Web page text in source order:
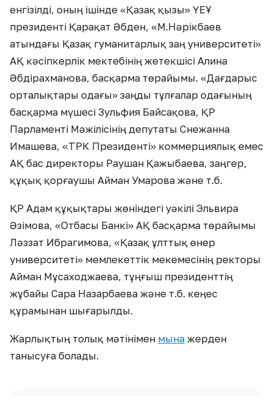
енгізілді, оның ішінде «Қазақ қызы» ҮЕҰ
президенті Қарақат Әбден, «М.Нәрікбаев
атындағы Қазақ гуманитарлық заң университеті»
АҚ кәсіпкерлік мектебінің жетекшісі Алина
Әбдірахманова, басқарма төрайымы. «Дағдарыс
орталықтары одағы» заңды тұлғалар одағының
басқарма мүшесі Зульфия Байсақова, ҚР
Парламенті Мәжілісінің депутаты Снежанна
Имашева, «ТРК Президенті» коммерциялық емес
АҚ бас директоры Раушан Қажыбаева, заңгер,
құқық қорғаушы Айман Умарова және т.б.
ҚР Адам құқықтары жөніндегі уәкілі Эльвира
Әзімова, «Отбасы Банкі» АҚ басқарма төрайымы
Ләззат Ибрагимова, «Қазақ ұлттық өнер
университеті» мемлекеттік мекемесінің ректоры
Айман Мұсаходжаева, тұңғыш президенттің
жұбайы Сара Назарбаева және т.б. кеңес
құрамынан шығарылды.
Жарлықтың толық мәтінімен мына жерден
танысуға болады.